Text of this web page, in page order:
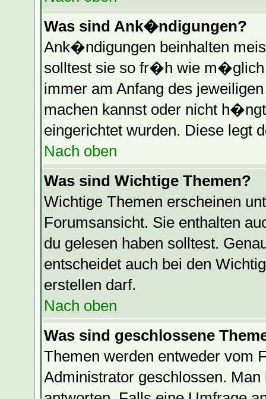
Was sind Ank�ndigungen?
Ank�ndigungen beinhalten
solltest sie so fr�h wie
immer am Anfang des
machen kannst oder nicht
eingerichtet wurden. Diese legt
Nach oben
Was sind Wichtige Themen?
Wichtige Themen erscheinen
Forumsansicht. Sie enthalten
du gelesen haben solltest.
entscheidet auch bei den
erstellen darf.
Nach oben
Was sind geschlossene
Themen werden entweder vom
Administrator geschlossen.